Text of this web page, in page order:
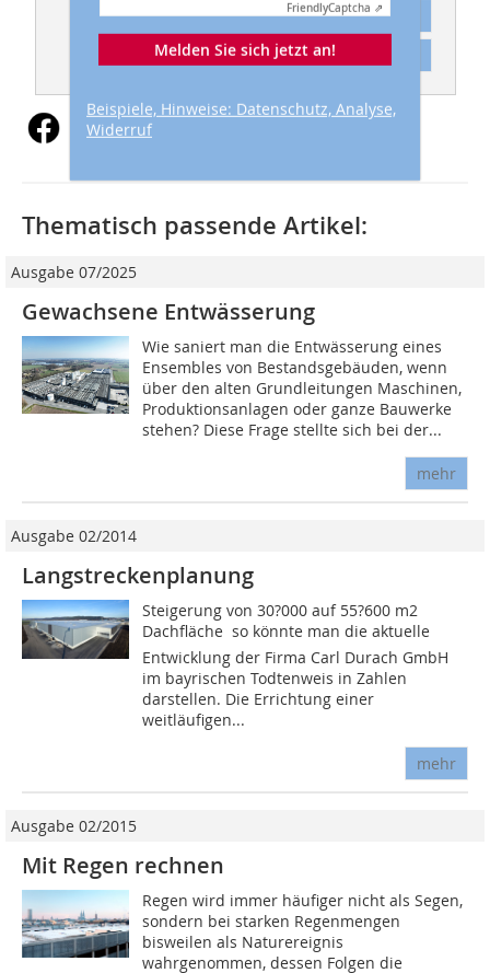
Abonnement
Inhaltsverzeichnis
FriendlyCaptcha ⇗
Melden Sie sich jetzt an!
Beispiele, Hinweise: Datenschutz, Analyse,
Widerruf
Thematisch passende Artikel:
Ausgabe 07/2025
Gewachsene Entwässerung
Wie saniert man die Entwässerung eines
Ensembles von Bestandsgebäuden, wenn
über den alten Grundleitungen Maschinen,
Produktionsanlagen oder ganze Bauwerke
stehen? Diese Frage stellte sich bei der...
mehr
Ausgabe 02/2014
Langstreckenplanung
Steigerung von 30?000 auf 55?600 m2
Dachfläche  so könnte man die aktuelle
Entwicklung der Firma Carl Durach GmbH
im bayrischen Todtenweis in Zahlen
darstellen. Die Errichtung einer
weitläufigen...
mehr
Ausgabe 02/2015
Mit Regen rechnen
Regen wird immer häufiger nicht als Segen,
sondern bei starken Regenmengen
bisweilen als Naturereignis
wahrgenommen, dessen Folgen die